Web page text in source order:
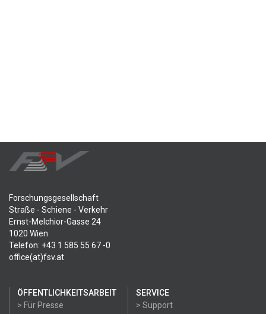
Forschungsgesellschaft
Straße - Schiene - Verkehr
Ernst-Melchior-Gasse 24
1020 Wien
Telefon: +43 1 585 55 67 -0
office(at)fsv.at
ÖFFENTLICHKEITSARBEIT
> Für Presse
SERVICE
> Support